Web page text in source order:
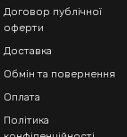
Договор публічної
оферти
Доставка
Обмін та повернення
Оплата
Політика